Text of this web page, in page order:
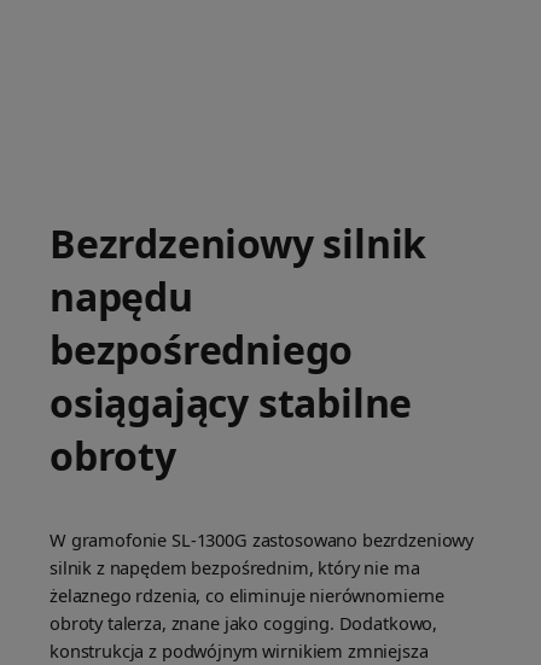
Bezrdzeniowy silnik
napędu
bezpośredniego
osiągający stabilne
obroty
W gramofonie SL-1300G zastosowano bezrdzeniowy
silnik z napędem bezpośrednim, który nie ma
żelaznego rdzenia, co eliminuje nierównomierne
obroty talerza, znane jako cogging. Dodatkowo,
konstrukcja z podwójnym wirnikiem zmniejsza